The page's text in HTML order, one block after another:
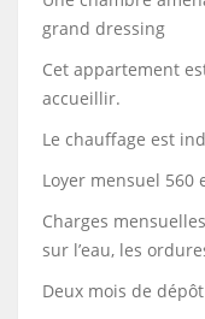
grand dressing
Cet appartement
accueillir.
Le chauffage est
Loyer mensuel 560
Charges
sur l’eau, les
Deux mois de